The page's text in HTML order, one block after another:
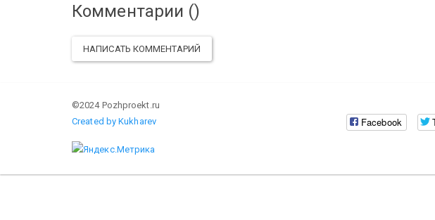
Комментарии ()
НАПИСАТЬ КОММЕНТАРИЙ
©2024 Pozhproekt.ru
Created by Kukharev
Facebook